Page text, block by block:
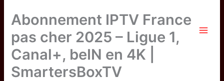
Abonnement IPTV France
pas cher 2025 – Ligue 1,
Canal+, beIN en 4K |
SmartersBoxTV